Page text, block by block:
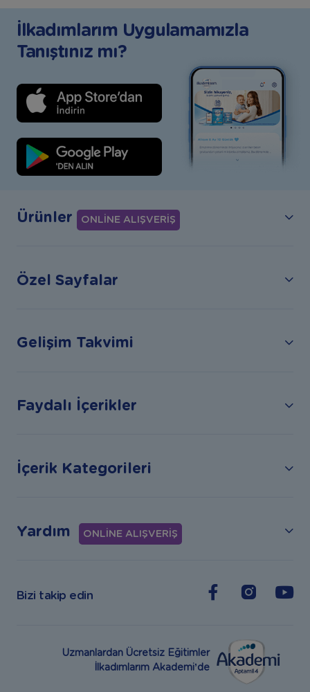
İlkadımlarım Uygulamamızla
Tanıştınız mı?
Ürünler ONLİNE ALIŞVERİŞ
Özel Sayfalar
Gelişim Takvimi
Faydalı İçerikler
İçerik Kategorileri
Yardım ONLİNE ALIŞVERİŞ
Bizi takip edin
Uzmanlardan Ücretsiz Eğitimler
İlkadımlarım Akademi’de